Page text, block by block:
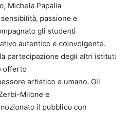
Michela Papalia
passione e
gli studenti
autentico e coinvolgente.
partecipazione degli altri istituti
offerto
artistico e umano. Gli
Milone e
il pubblico con